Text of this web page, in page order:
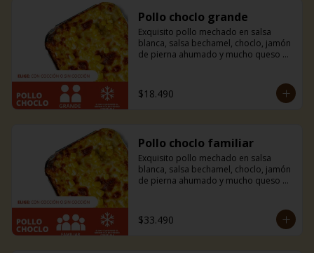
Pollo choclo grande
Exquisito pollo mechado en salsa
blanca, salsa bechamel, choclo, jamón
de pierna ahumado y mucho queso
la casa.
$18.490
Pollo choclo familiar
Exquisito pollo mechado en salsa
blanca, salsa bechamel, choclo, jamón
de pierna ahumado y mucho queso
la casa.
$33.490